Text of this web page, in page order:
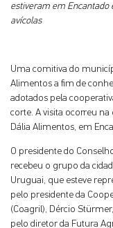
estiveram em Encantado
avícolas
Uma comitiva do
Alimentos a fim de
adotados pela
corte. A visita ocorreu
Dália Alimentos, em
O presidente do
recebeu o grupo da
Uruguai, que esteve
pelo presidente da
(Coagril), Dércio
pelo diretor da Futura